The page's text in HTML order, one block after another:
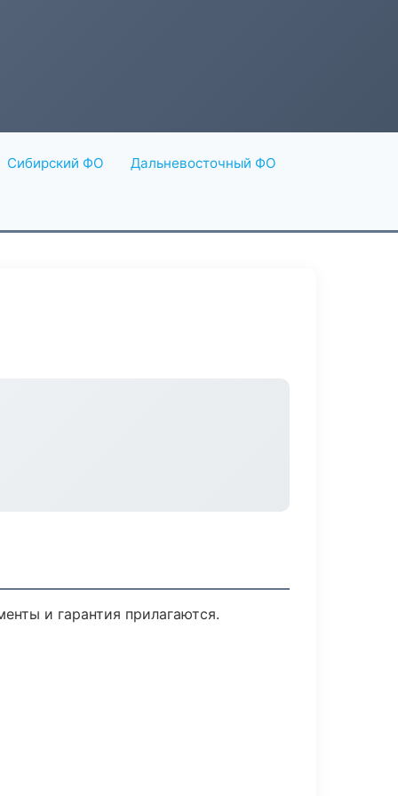
Сибирский ФО Дальневосточный ФО
и гарантия прилагаются.